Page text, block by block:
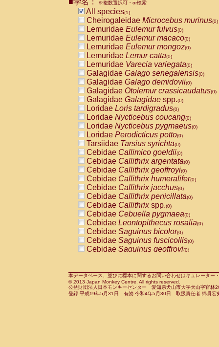
CebidaeCebus nigrivittatus
CebidaeCebus
CebidaeSaimiri boliviensis(0)
CebidaeSaimiri sciureus(0)
AtelidaeAlouatta caraya(0)
AtelidaeAlouatta fusca(0)
AtelidaeAlouatta seniculus
AtelidaeAlouattaspp.(0)
AtelidaeAteles belzebuth(0)
AtelidaeAteles geoffroyi(0)
AtelidaeAteles paniscus(0)
AtelidaeAtelesspp.(0)
Atelidae Lagothrix lagothricha
AtelidaeLagothrix lagothricha cana
PitheciidaeCacajao calvus
PitheciidaeCallicebus cupreus
PitheciidaeCallicebus donacophilus
PitheciidaeCallicebus moloch
PitheciidaeCallicebus torquatus
PitheciidaeCallicebusspp.(0)
PitheciidaeChiropotes satanas(0)
PitheciidaePithecia monachus
PitheciidaePithecia pithecia(0)
CercopithecidaeCercocebus agilis
CercopithecidaeCercocebus
CercopithecidaeCercocebus
CercopithecidaeCercocebus
CercopithecidaeCercocebus
CercopithecidaeCercocebushybrid
CercopithecidaePapio anubis(0)
CercopithecidaePapio cynocephalus
CercopithecidaePapio hamadryas(0)
■学名： ※複数選択可・or検索
All species(1)
Cheirogaleidae Microcebus murinus(0)
Lemuridae Eulemur fulvus(0)
Lemuridae Eulemur macaco(0)
Lemuridae Eulemur mongoz(0)
Lemuridae Lemur catta(0)
Lemuridae Varecia variegata(0)
Galagidae Galago senegalensis(0)
Galagidae Galago demidovii(0)
Galagidae Otolemur crassicaudatus(0)
Galagidae Galagidae spp.(0)
Loridae Loris tardigradus(0)
Loridae Nycticebus coucang(0)
Loridae Nycticebus pygmaeus(0)
Loridae Perodicticus potto(0)
Tarsiidae Tarsius syrichta(0)
Cebidae Callimico goeldii(0)
Cebidae Callithrix argentata(0)
Cebidae Callithrix geoffroyi(0)
Cebidae Callithrix humeralifer(0)
Cebidae Callithrix jacchus(0)
Cebidae Callithrix penicillata(0)
Cebidae Callithrixspp.(0)
Cebidae Cebuella pygmaea(0)
Cebidae Leontopithecus rosalia(0)
Cebidae Saguinus bicolor(0)
Cebidae Saguinus fuscicollis(0)
Cebidae Saguinus geoffroyi(0)
CebidaeSaguinus leucopus(0)
CebidaeSaguinus midas(0)
Cebidae Saguinus mystax(0)
本データベース、並びに標本に関するお問い合わせはキュレータ
© 2013 Japan Monkey Centre. All rights reserved.
公益財団法人日本モンキーセンター 愛知県犬山市大字犬山字官
登録:平成19年5月31日 有効:令和4年5月30日 取扱責任者:綿貫宏